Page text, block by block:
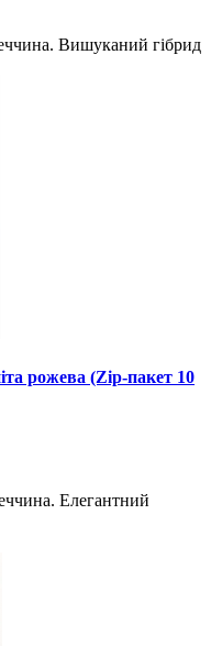
Вишуканий гібрид
рожева (Zip-пакет 10
Елегантний